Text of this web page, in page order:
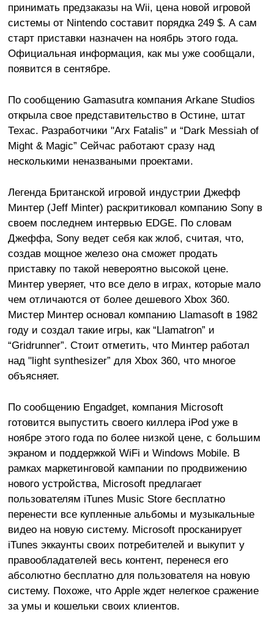
принимать предзаказы на Wii, цена новой игровой
системы от Nintendo составит порядка 249 $. А сам
старт приставки назначен на ноябрь этого года.
Официальная информация, как мы уже сообщали,
появится в сентябре.
По сообщению Gamasutra компания Arkane Studios
открыла свое представительство в Остине, штат
Техас. Разработчики "Arx Fatalis” и “Dark Messiah of
Might & Magic” Сейчас работают сразу над
несколькими неназваными проектами.
Легенда Британской игровой индустрии Джефф
Минтер (Jeff Minter) раскритиковал компанию Sony в
своем последнем интервью EDGE. По словам
Джеффа, Sony ведет себя как жлоб, считая, что,
создав мощное железо она сможет продать
приставку по такой невероятно высокой цене.
Минтер уверяет, что все дело в играх, которые мало
чем отличаются от более дешевого Xbox 360.
Мистер Минтер основал компанию Llamasoft в 1982
году и создал такие игры, как “Llamatron” и
“Gridrunner”. Стоит отметить, что Минтер работал
над "light synthesizer” для Xbox 360, что многое
объясняет.
По сообщению Engadget, компания Microsoft
готовится выпустить своего киллера iPod уже в
ноябре этого года по более низкой цене, с большим
экраном и поддержкой WiFi и Windows Mobile. В
рамках маркетинговой кампании по продвижению
нового устройства, Microsoft предлагает
пользователям iTunes Music Store бесплатно
перенести все купленные альбомы и музыкальные
видео на новую систему. Microsoft просканирует
iTunes эккаунты своих потребителей и выкупит у
правообладателей весь контент, перенеся его
абсолютно бесплатно для пользователя на новую
систему. Похоже, что Apple ждет нелегкое сражение
за умы и кошельки своих клиентов.